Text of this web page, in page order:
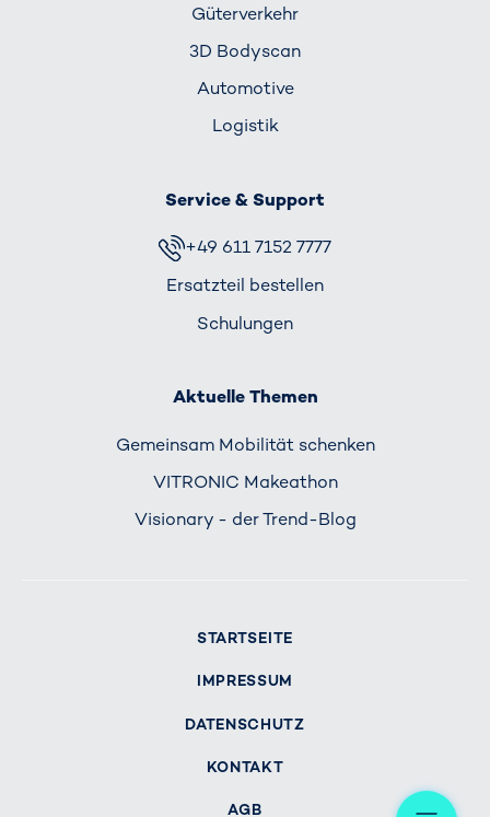
Güterverkehr
3D Bodyscan
Automotive
Logistik
Service & Support
+49 611 7152 7777
Ersatzteil bestellen
Schulungen
Aktuelle Themen
Gemeinsam Mobilität schenken
VITRONIC Makeathon
Visionary - der Trend-Blog
STARTSEITE
IMPRESSUM
DATENSCHUTZ
KONTAKT
AGB